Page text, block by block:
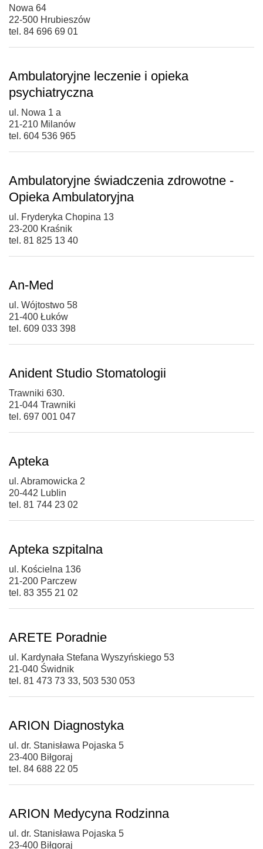
Nowa 64
22-500 Hrubieszów
tel. 84 696 69 01
Ambulatoryjne leczenie i opieka
psychiatryczna
ul. Nowa 1 a
21-210 Milanów
tel. 604 536 965
Ambulatoryjne świadczenia zdrowotne -
Opieka Ambulatoryjna
ul. Fryderyka Chopina 13
23-200 Kraśnik
tel. 81 825 13 40
An-Med
ul. Wójtostwo 58
21-400 Łuków
tel. 609 033 398
Anident Studio Stomatologii
Trawniki 630.
21-044 Trawniki
tel. 697 001 047
Apteka
ul. Abramowicka 2
20-442 Lublin
tel. 81 744 23 02
Apteka szpitalna
ul. Kościelna 136
21-200 Parczew
tel. 83 355 21 02
ARETE Poradnie
ul. Kardynała Stefana Wyszyńskiego 53
21-040 Świdnik
tel. 81 473 73 33, 503 530 053
ARION Diagnostyka
ul. dr. Stanisława Pojaska 5
23-400 Biłgoraj
tel. 84 688 22 05
ARION Medycyna Rodzinna
ul. dr. Stanisława Pojaska 5
23-400 Biłgoraj